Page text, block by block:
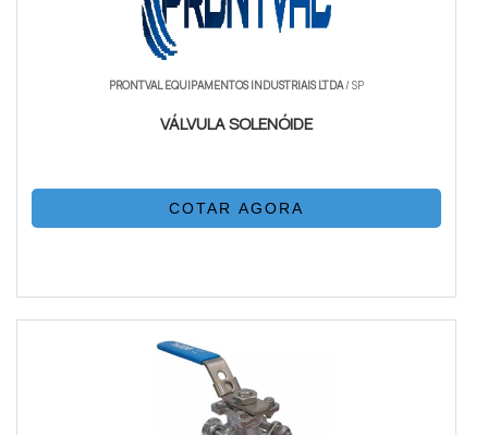
PRONTVAL EQUIPAMENTOS INDUSTRIAIS LTDA/ SP
VÁLVULA SOLENÓIDE
COTAR AGORA